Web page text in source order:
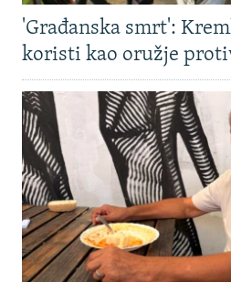
'Građanska smrt':
koristi kao oružje